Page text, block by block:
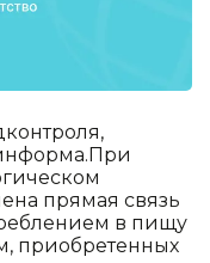
прямая связь
в пищу
приобретенных